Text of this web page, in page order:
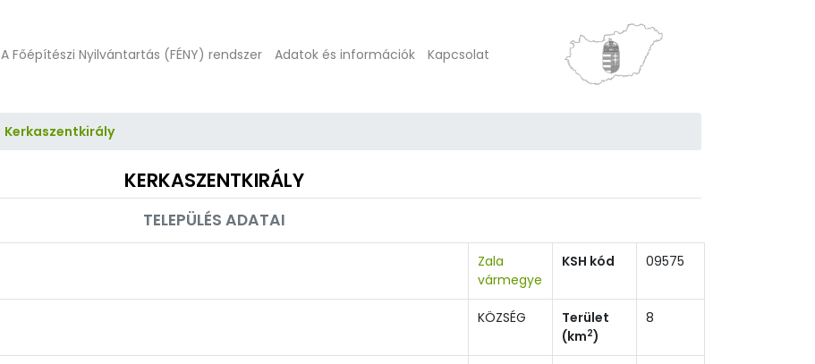
A Főépítészi Nyilvántartás (FÉNY) rendszer Adatok és információk Kapcsolat
Kerkaszentkirály
KERKASZENTKIRÁLY
TELEPÜLÉS ADATAI
Zala
vármegye
KSH kód 09575
KÖZSÉG
Terület
(km2)
8